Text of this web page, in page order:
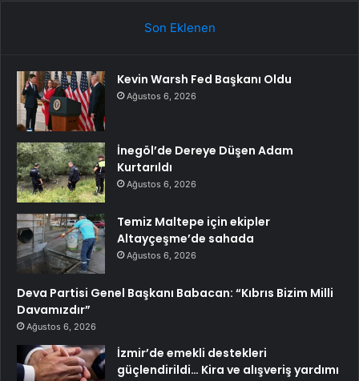
Son Eklenen
Kevin Warsh Fed Başkanı Oldu
Ağustos 6, 2026
İnegöl’de Dereye Düşen Adam
Kurtarıldı
Ağustos 6, 2026
Temiz Maltepe için ekipler
Altayçeşme’de sahada
Ağustos 6, 2026
Deva Partisi Genel Başkanı Babacan: “Kıbrıs Bizim Milli
Davamızdır”
Ağustos 6, 2026
İzmir’de emekli destekleri
güçlendirildi… Kira ve alışveriş yardımı